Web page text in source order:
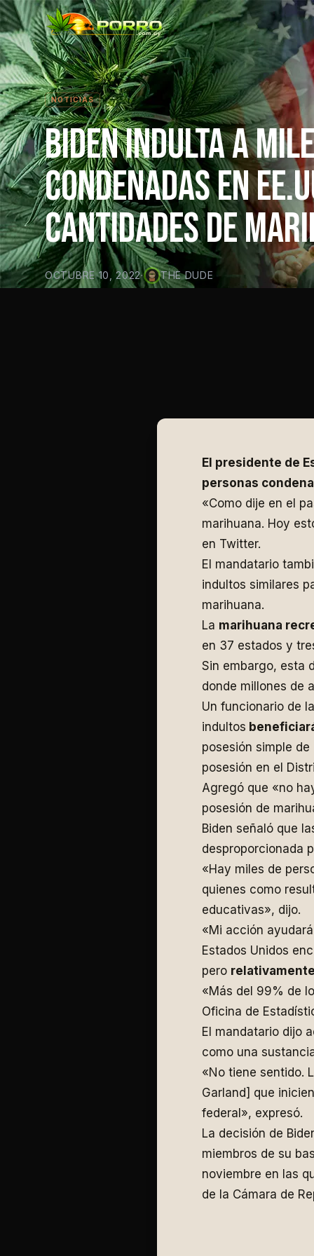
NOTICIAS
BIDEN INDULTA A
CONDENADAS EN
CANTIDADES DE
OCTUBRE 10, 2022· THE DUDE
El presidente de
personas
«Como dije en el
marihuana. Hoy
en Twitter.
El mandatario
indultos similares
marihuana.
La marihuana
en 37 estados y
Sin embargo, esta
donde millones de
Un funcionario de
indultos
posesión simple
posesión en el
Agregó que «no
posesión de
Biden señaló que
desproporcionada
«Hay miles de
quienes como
educativas», dijo.
«Mi acción
Estados Unidos
pero
«Más del 99% de
Oficina de
El mandatario dijo
como una
«No tiene sentido.
Garland] que
federal», expresó.
La decisión de
miembros de su
noviembre en las
de la Cámara de